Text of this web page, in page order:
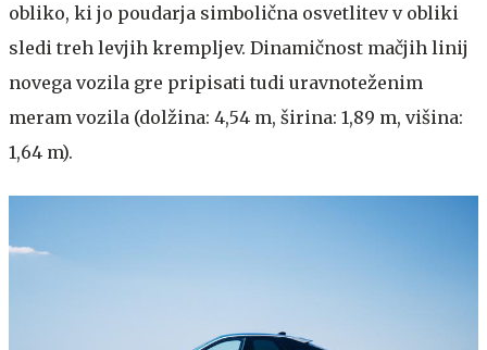
obliko, ki jo poudarja simbolična osvetlitev v obliki
sledi treh levjih krempljev. Dinamičnost mačjih linij
novega vozila gre pripisati tudi uravnoteženim
meram vozila (dolžina: 4,54 m, širina: 1,89 m, višina:
1,64 m).